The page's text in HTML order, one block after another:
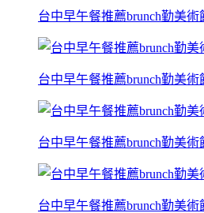
台中早午餐推薦brunch勤美
台中早午餐推薦brunch勤美
台中早午餐推薦brunch勤美
台中早午餐推薦brunch勤美